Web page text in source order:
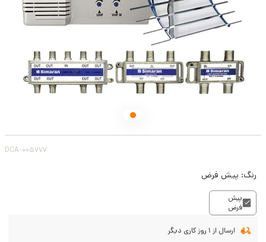
DCA-005777
رنگ: پیش فرض
پیش
فرض
ارسال از 1 روز کاری دیگر